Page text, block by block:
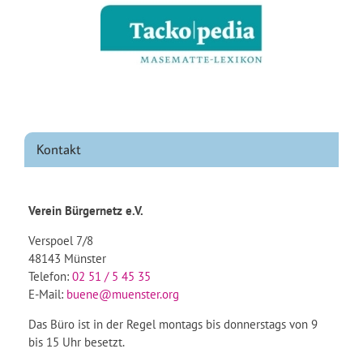
Kontakt
Verein Bürgernetz e.V.
Verspoel 7/8
48143 Münster
Telefon: 02 51 / 5 45 35
E-Mail: buene@muenster.org
Das Büro ist in der Regel montags bis donnerstags von 9
bis 15 Uhr besetzt.